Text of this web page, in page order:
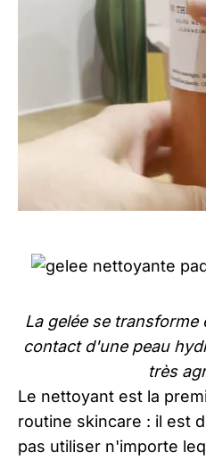
La gelée se
contact d'une peau
très
Le nettoyant est la
routine skincare : il est
pas utiliser n'importe